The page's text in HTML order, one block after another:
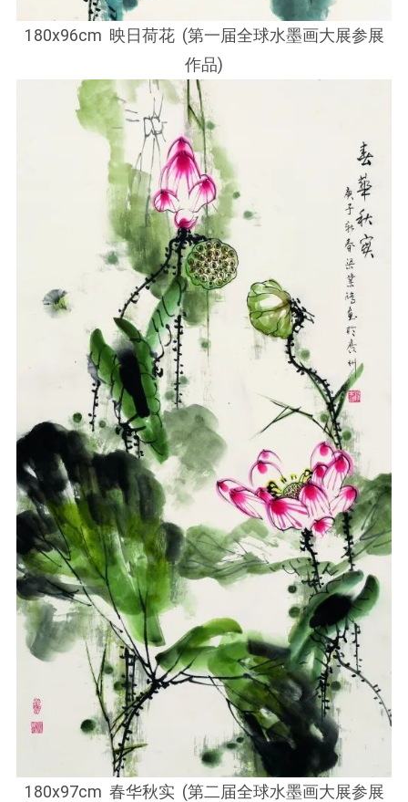
180x96cm 映日荷花 (第一届全球水墨画大展参展
作品)
180x97cm 春华秋实 (第二届全球水墨画大展参展